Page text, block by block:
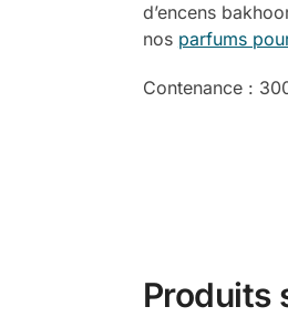
d’encens
nos parfums
Contenance :
Produits